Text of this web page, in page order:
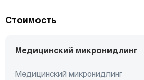
Стоимость
Медицинский микронидлинг
Медицинский микронидлинг